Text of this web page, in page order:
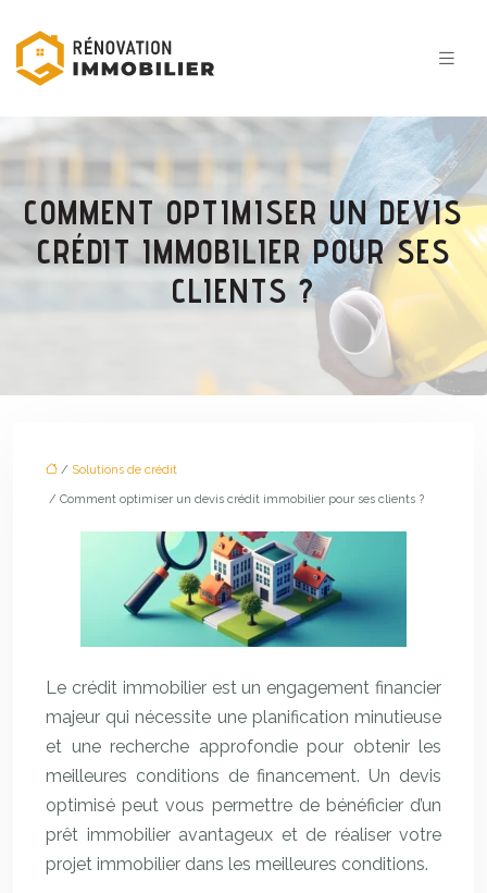
COMMENT OPTIMISER UN DEVIS
CRÉDIT IMMOBILIER POUR SES
CLIENTS ?
/ Solutions de crédit
/ Comment optimiser un devis crédit immobilier pour ses clients ?
Le crédit immobilier est un engagement financier
majeur qui nécessite une planification minutieuse
et une recherche approfondie pour obtenir les
meilleures conditions de financement. Un devis
optimisé peut vous permettre de bénéficier d’un
prêt immobilier avantageux et de réaliser votre
projet immobilier dans les meilleures conditions.